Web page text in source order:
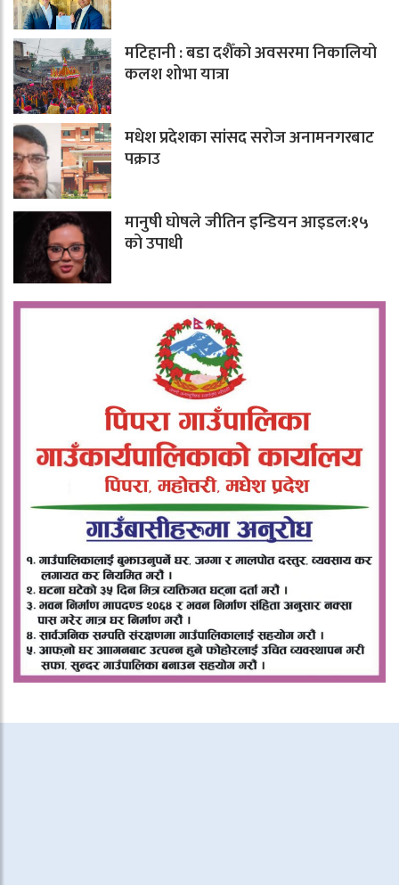
मटिहानी : बडा दशैँको अवसरमा निकालियो
कलश शोभा यात्रा
मधेश प्रदेशका सांसद सरोज अनामनगरबाट
पक्राउ
मानुषी घोषले जीतिन इन्डियन आइडल:१५
को उपाधी